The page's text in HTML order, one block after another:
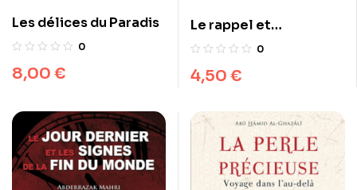
Les délices du Paradis
0
8,00 €
Le rappel et
l’invocation de Dieu
0
4,50 €